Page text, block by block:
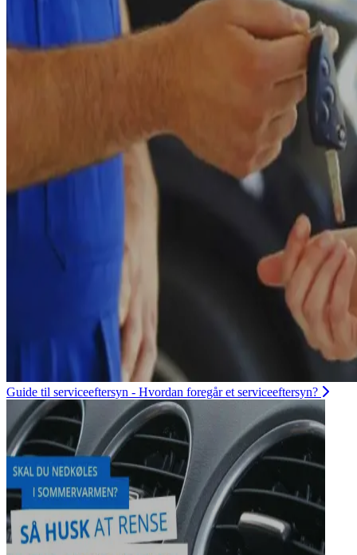
Guide til serviceeftersyn - Hvordan foregår et serviceeftersyn?